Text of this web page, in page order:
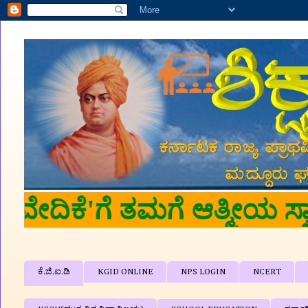
'ಶಿಕ್ಷಕರ ವೇದಿಕೆ'ಗೆ ತಮಗೆ
ಕೆ.ಜಿ.ಐ.ಡಿ KGID ONLINE NPS LOGIN NCERT